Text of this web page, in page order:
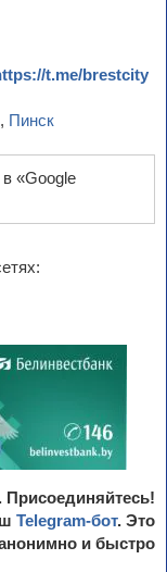
t.me/brestcity
, Пинск
«Google
. Присоединяйтесь!
Telegram-бот. Это
и быстро